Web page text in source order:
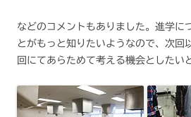
などのコメントもありました。進学に
とがもっと知りたいようなので、次回
回にてあらためて考える機会としたい